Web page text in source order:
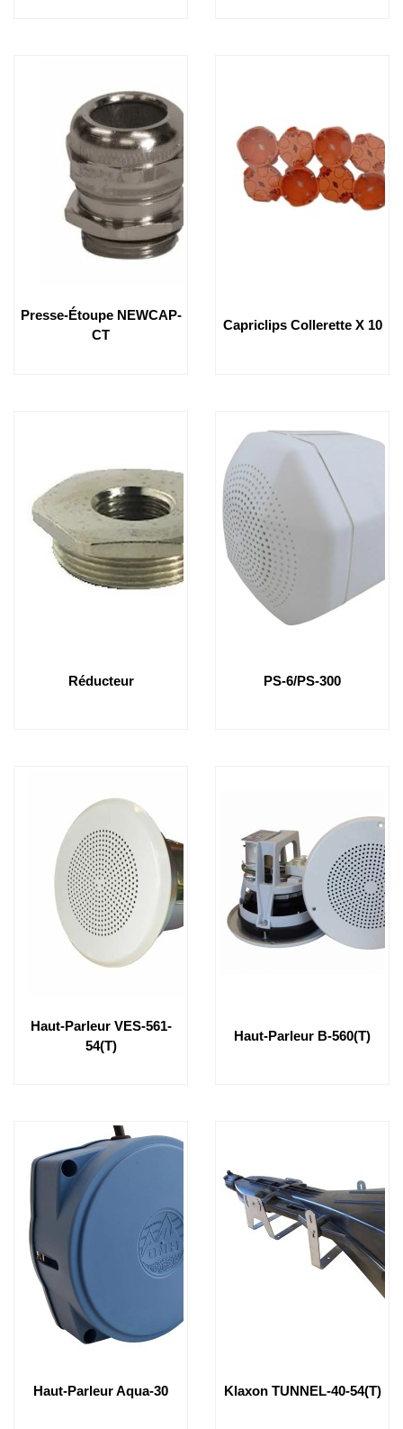
Presse-Étoupe NEWCAP-
CT
Capriclips Collerette X 10
Réducteur PS-6/PS-300
Haut-Parleur VES-561-
54(T)
Haut-Parleur B-560(T)
Haut-Parleur Aqua-30 Klaxon TUNNEL-40-54(T)